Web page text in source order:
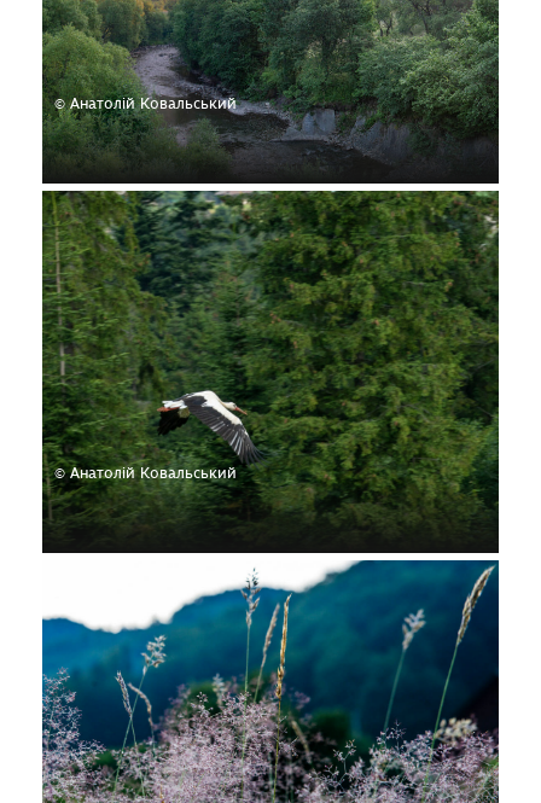
© Анатолій Ковальський
© Анатолій Ковальський